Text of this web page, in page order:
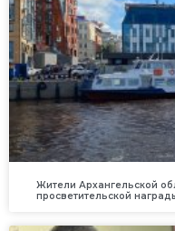
Жители Архангельской
просветительской